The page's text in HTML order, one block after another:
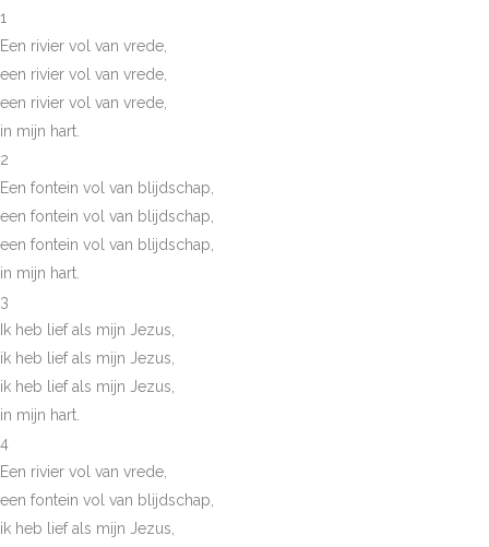
1
Een rivier vol van vrede,
een rivier vol van vrede,
een rivier vol van vrede,
in mijn hart.
2
Een fontein vol van blijdschap,
een fontein vol van blijdschap,
een fontein vol van blijdschap,
in mijn hart.
3
Ik heb lief als mijn Jezus,
ik heb lief als mijn Jezus,
ik heb lief als mijn Jezus,
in mijn hart.
4
Een rivier vol van vrede,
een fontein vol van blijdschap,
ik heb lief als mijn Jezus,